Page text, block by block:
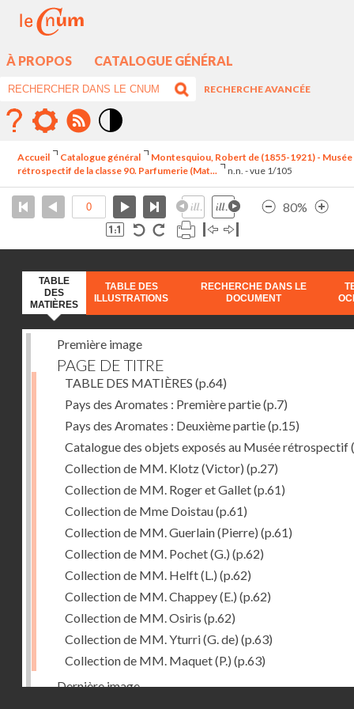
À PROPOS CATALOGUE GÉNÉRAL
RECHERCHE AVANCÉE
élévé
Accueil Catalogue général
Montesquiou, Robert de (1855-1921) - Musée
rétrospectif de la classe 90. Parfumerie (Mat...
n.n. - vue 1/105
80%
TABLE
DES
MATIÈRES
TABLE DES
ILLUSTRATIONS
RECHERCHE DANS LE
DOCUMENT
Première image
PAGE DE TITRE
TABLE DES MATIÈRES (p.64)
Pays des Aromates : Première partie(p.7)
Pays des Aromates : Deuxième partie(p.15)
Catalogue des objets exposés au Musée rétrospectif
Collection de MM. Klotz (Victor) (p.27)
Collection de MM. Roger et Gallet(p.61)
Collection de Mme Doistau(p.61)
Collection de MM. Guerlain (Pierre) (p.61)
Collection de MM. Pochet (G.) (p.62)
Collection de MM. Helft (L.) (p.62)
Collection de MM. Chappey (E.) (p.62)
Collection de MM. Osiris (p.62)
Collection de MM. Yturri (G. de) (p.63)
Collection de MM. Maquet (P.) (p.63)
Dernière image